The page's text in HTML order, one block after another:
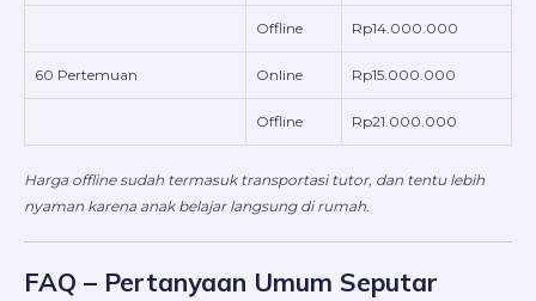
Offline Rp14.000.000
60 Pertemuan Online Rp15.000.000
Offline Rp21.000.000
Harga offline sudah termasuk transportasi tutor, dan tentu lebih
nyaman karena anak belajar langsung di rumah.
FAQ – Pertanyaan Umum Seputar